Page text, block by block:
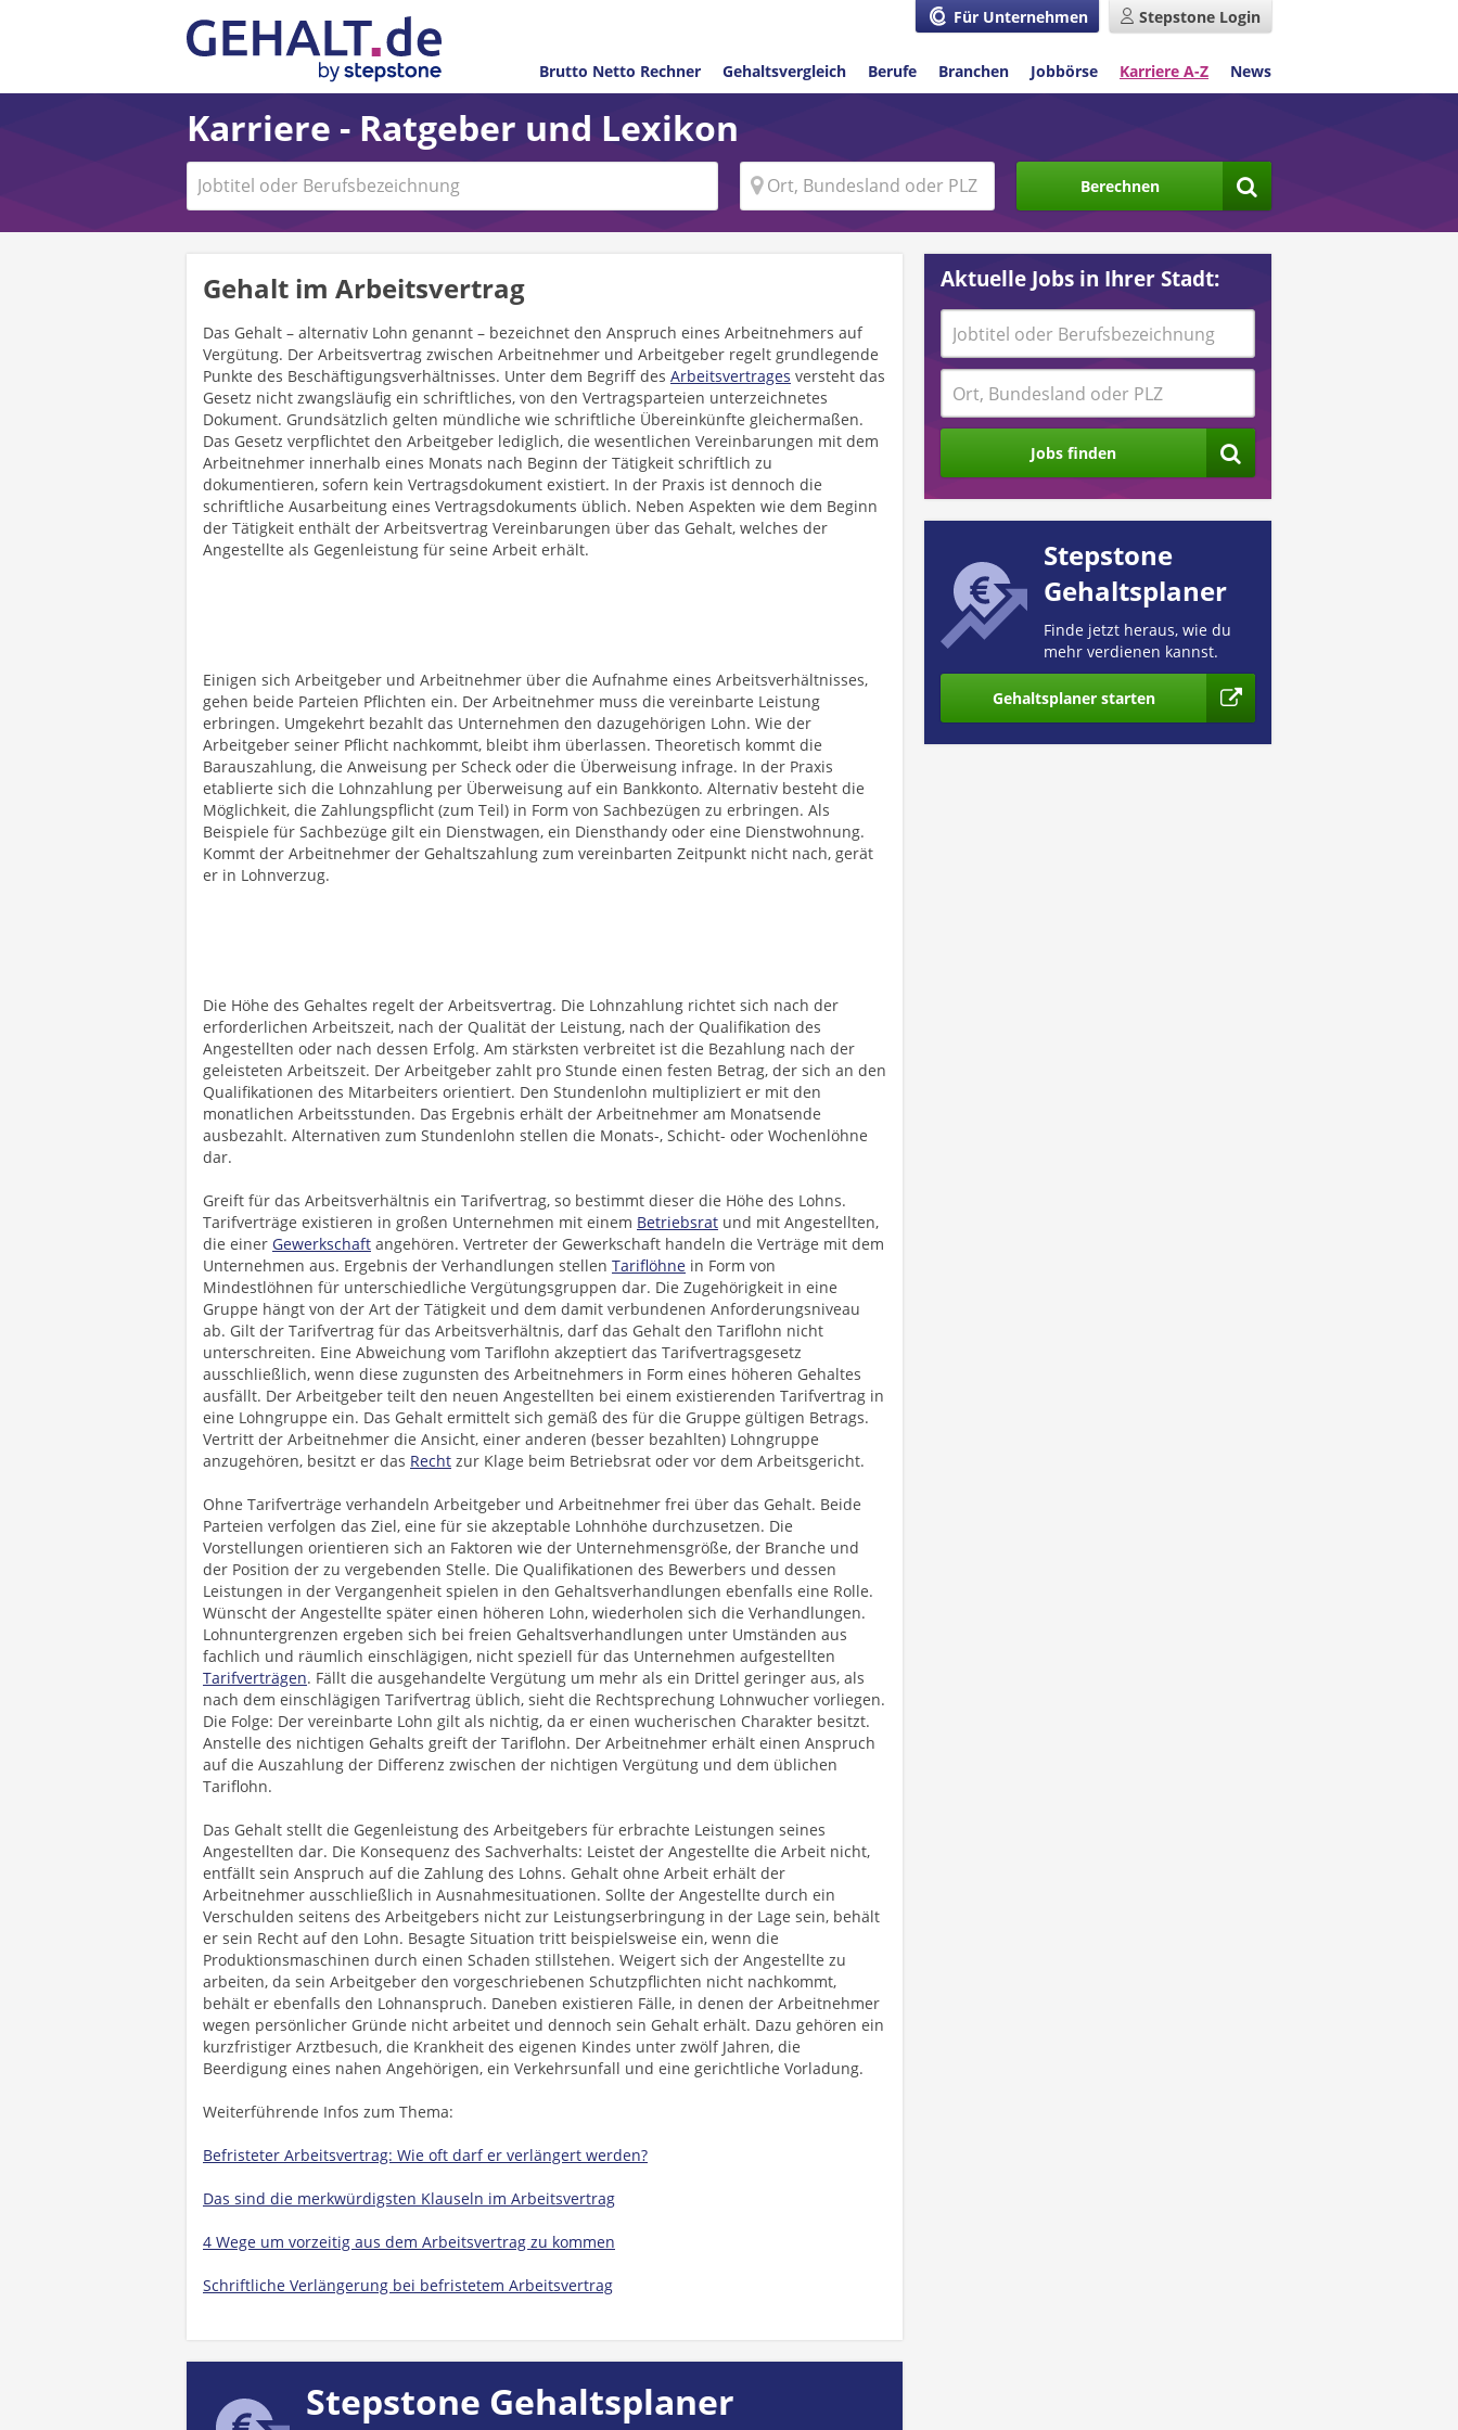
Für Unternehmen Stepstone Login
Brutto Netto Rechner Gehaltsvergleich Berufe Branchen Jobbörse Karriere A-Z News
Karriere - Ratgeber und Lexikon
Berechnen
Gehalt im Arbeitsvertrag
Das Gehalt – alternativ Lohn genannt – bezeichnet den Anspruch eines Arbeitnehmers auf
Vergütung. Der Arbeitsvertrag zwischen Arbeitnehmer und Arbeitgeber regelt grundlegende
Punkte des Beschäftigungsverhältnisses. Unter dem Begriff des Arbeitsvertrages versteht das
Gesetz nicht zwangsläufig ein schriftliches, von den Vertragsparteien unterzeichnetes
Dokument. Grundsätzlich gelten mündliche wie schriftliche Übereinkünfte gleichermaßen.
Das Gesetz verpflichtet den Arbeitgeber lediglich, die wesentlichen Vereinbarungen mit dem
Arbeitnehmer innerhalb eines Monats nach Beginn der Tätigkeit schriftlich zu
dokumentieren, sofern kein Vertragsdokument existiert. In der Praxis ist dennoch die
schriftliche Ausarbeitung eines Vertragsdokuments üblich. Neben Aspekten wie dem Beginn
der Tätigkeit enthält der Arbeitsvertrag Vereinbarungen über das Gehalt, welches der
Angestellte als Gegenleistung für seine Arbeit erhält.
Einigen sich Arbeitgeber und Arbeitnehmer über die Aufnahme eines Arbeitsverhältnisses,
gehen beide Parteien Pflichten ein. Der Arbeitnehmer muss die vereinbarte Leistung
erbringen. Umgekehrt bezahlt das Unternehmen den dazugehörigen Lohn. Wie der
Arbeitgeber seiner Pflicht nachkommt, bleibt ihm überlassen. Theoretisch kommt die
Barauszahlung, die Anweisung per Scheck oder die Überweisung infrage. In der Praxis
etablierte sich die Lohnzahlung per Überweisung auf ein Bankkonto. Alternativ besteht die
Möglichkeit, die Zahlungspflicht (zum Teil) in Form von Sachbezügen zu erbringen. Als
Beispiele für Sachbezüge gilt ein Dienstwagen, ein Diensthandy oder eine Dienstwohnung.
Kommt der Arbeitnehmer der Gehaltszahlung zum vereinbarten Zeitpunkt nicht nach, gerät
er in Lohnverzug.
Die Höhe des Gehaltes regelt der Arbeitsvertrag. Die Lohnzahlung richtet sich nach der
erforderlichen Arbeitszeit, nach der Qualität der Leistung, nach der Qualifikation des
Angestellten oder nach dessen Erfolg. Am stärksten verbreitet ist die Bezahlung nach der
geleisteten Arbeitszeit. Der Arbeitgeber zahlt pro Stunde einen festen Betrag, der sich an den
Qualifikationen des Mitarbeiters orientiert. Den Stundenlohn multipliziert er mit den
monatlichen Arbeitsstunden. Das Ergebnis erhält der Arbeitnehmer am Monatsende
ausbezahlt. Alternativen zum Stundenlohn stellen die Monats-, Schicht- oder Wochenlöhne
dar.
Greift für das Arbeitsverhältnis ein Tarifvertrag, so bestimmt dieser die Höhe des Lohns.
Tarifverträge existieren in großen Unternehmen mit einem Betriebsrat und mit Angestellten,
die einer Gewerkschaft angehören. Vertreter der Gewerkschaft handeln die Verträge mit dem
Unternehmen aus. Ergebnis der Verhandlungen stellen Tariflöhne in Form von
Mindestlöhnen für unterschiedliche Vergütungsgruppen dar. Die Zugehörigkeit in eine
Gruppe hängt von der Art der Tätigkeit und dem damit verbundenen Anforderungsniveau
ab. Gilt der Tarifvertrag für das Arbeitsverhältnis, darf das Gehalt den Tariflohn nicht
unterschreiten. Eine Abweichung vom Tariflohn akzeptiert das Tarifvertragsgesetz
ausschließlich, wenn diese zugunsten des Arbeitnehmers in Form eines höheren Gehaltes
ausfällt. Der Arbeitgeber teilt den neuen Angestellten bei einem existierenden Tarifvertrag in
eine Lohngruppe ein. Das Gehalt ermittelt sich gemäß des für die Gruppe gültigen Betrags.
Vertritt der Arbeitnehmer die Ansicht, einer anderen (besser bezahlten) Lohngruppe
anzugehören, besitzt er das Recht zur Klage beim Betriebsrat oder vor dem Arbeitsgericht.
Ohne Tarifverträge verhandeln Arbeitgeber und Arbeitnehmer frei über das Gehalt. Beide
Parteien verfolgen das Ziel, eine für sie akzeptable Lohnhöhe durchzusetzen. Die
Vorstellungen orientieren sich an Faktoren wie der Unternehmensgröße, der Branche und
der Position der zu vergebenden Stelle. Die Qualifikationen des Bewerbers und dessen
Leistungen in der Vergangenheit spielen in den Gehaltsverhandlungen ebenfalls eine Rolle.
Wünscht der Angestellte später einen höheren Lohn, wiederholen sich die Verhandlungen.
Lohnuntergrenzen ergeben sich bei freien Gehaltsverhandlungen unter Umständen aus
fachlich und räumlich einschlägigen, nicht speziell für das Unternehmen aufgestellten
Tarifverträgen. Fällt die ausgehandelte Vergütung um mehr als ein Drittel geringer aus, als
nach dem einschlägigen Tarifvertrag üblich, sieht die Rechtsprechung Lohnwucher vorliegen.
Die Folge: Der vereinbarte Lohn gilt als nichtig, da er einen wucherischen Charakter besitzt.
Anstelle des nichtigen Gehalts greift der Tariflohn. Der Arbeitnehmer erhält einen Anspruch
auf die Auszahlung der Differenz zwischen der nichtigen Vergütung und dem üblichen
Tariflohn.
Das Gehalt stellt die Gegenleistung des Arbeitgebers für erbrachte Leistungen seines
Angestellten dar. Die Konsequenz des Sachverhalts: Leistet der Angestellte die Arbeit nicht,
entfällt sein Anspruch auf die Zahlung des Lohns. Gehalt ohne Arbeit erhält der
Arbeitnehmer ausschließlich in Ausnahmesituationen. Sollte der Angestellte durch ein
Verschulden seitens des Arbeitgebers nicht zur Leistungserbringung in der Lage sein, behält
er sein Recht auf den Lohn. Besagte Situation tritt beispielsweise ein, wenn die
Produktionsmaschinen durch einen Schaden stillstehen. Weigert sich der Angestellte zu
arbeiten, da sein Arbeitgeber den vorgeschriebenen Schutzpflichten nicht nachkommt,
behält er ebenfalls den Lohnanspruch. Daneben existieren Fälle, in denen der Arbeitnehmer
wegen persönlicher Gründe nicht arbeitet und dennoch sein Gehalt erhält. Dazu gehören ein
kurzfristiger Arztbesuch, die Krankheit des eigenen Kindes unter zwölf Jahren, die
Beerdigung eines nahen Angehörigen, ein Verkehrsunfall und eine gerichtliche Vorladung.
Weiterführende Infos zum Thema:
Befristeter Arbeitsvertrag: Wie oft darf er verlängert werden?
Das sind die merkwürdigsten Klauseln im Arbeitsvertrag
4 Wege um vorzeitig aus dem Arbeitsvertrag zu kommen
Schriftliche Verlängerung bei befristetem Arbeitsvertrag
Stepstone Gehaltsplaner
Aktuelle Jobs in Ihrer Stadt:
Jobs finden
Stepstone
Gehaltsplaner
Finde jetzt heraus, wie du
mehr verdienen kannst.
Gehaltsplaner starten